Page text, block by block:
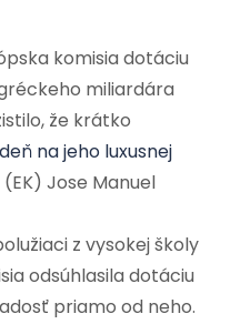
komisia dotáciu
miliardára
že krátko
na jeho luxusnej
Jose Manuel
z vysokej školy
odsúhlasila dotáciu
priamo od neho.